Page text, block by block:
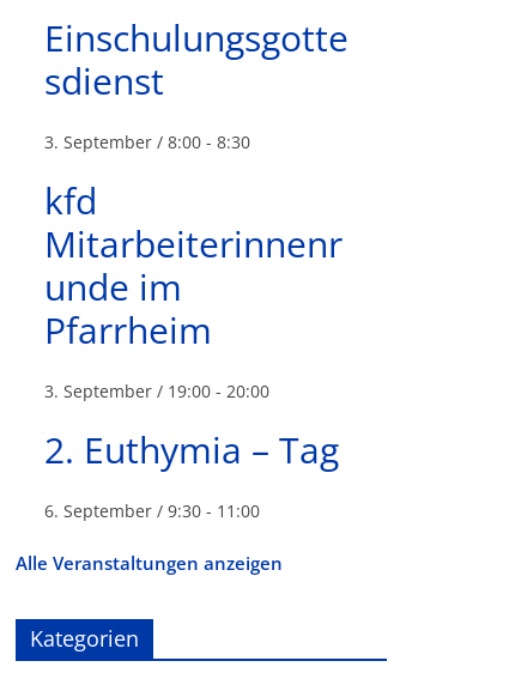
Einschulungsgotte
sdienst
3. September / 8:00 - 8:30
kfd
Mitarbeiterinnenr
unde im
Pfarrheim
3. September / 19:00 - 20:00
2. Euthymia – Tag
6. September / 9:30 - 11:00
Alle Veranstaltungen anzeigen
Kategorien